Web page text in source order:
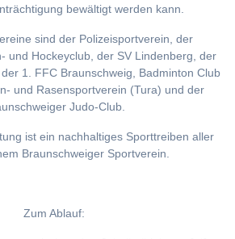
bewältigt werden kann.
sind der Polizeisportverein, der
und Hockeyclub, der SV Lindenberg, der
1. FFC Braunschweig, Badminton Club
und Rasensportverein (Tura) und der
Judo-Club.
ist ein nachhaltiges Sporttreiben aller
Braunschweiger Sportverein.
Zum Ablauf: